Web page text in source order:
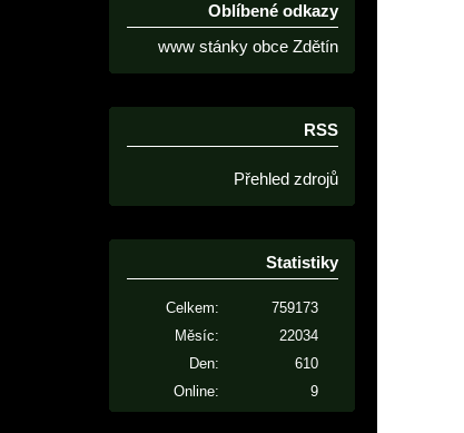
Oblíbené odkazy
www stánky obce Zdětín
RSS
Přehled zdrojů
Statistiky
Online: 9
Celkem:
759173
Měsíc:
22034
Den:
610